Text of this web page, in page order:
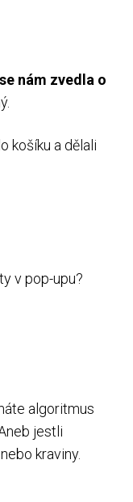
se nám zvedla o
košíku a dělali
v pop-upu?
algoritmus
jestli
kraviny.